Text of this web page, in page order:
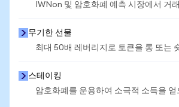
IWNon 및 암호화폐 예측 시장에서 거
무기한 선물
최대 50배 레버리지로 토큰을 롱 또는
스테이킹
암호화폐를 운용하여 소극적 소득을 얻